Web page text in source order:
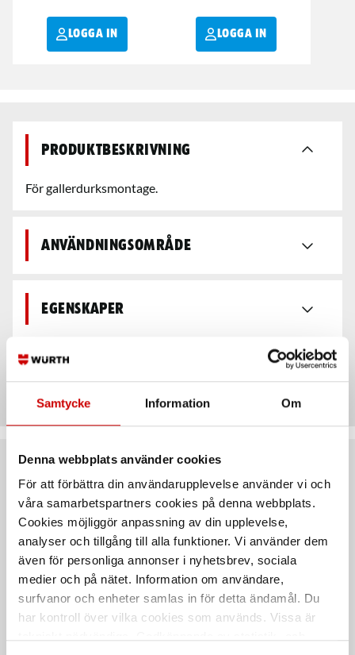
Samtycke Information Om
Denna webbplats använder cookies
För att förbättra din användarupplevelse använder vi och
våra samarbetspartners cookies på denna webbplats.
Cookies möjliggör anpassning av din upplevelse,
analyser och tillgång till alla funktioner. Vi använder dem
även för personliga annonser i nyhetsbrev, sociala
medier och på nätet. Information om användare,
surfvanor och enheter samlas in för detta ändamål. Du
har kontroll över vilka cookies som används. Vissa är
LOGGA IN LOGGA IN
Produktbeskrivning
För gallerdurksmontage.
Användningsområde
Egenskaper